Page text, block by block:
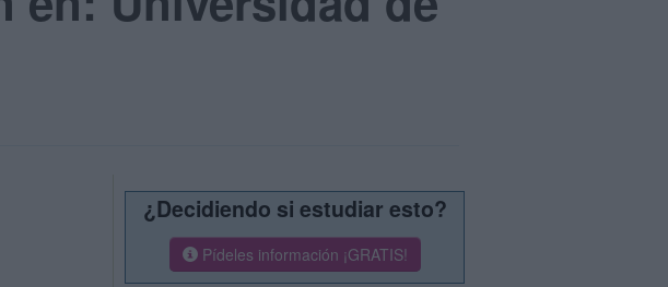
¿Decidiendo si estudiar esto?
Pídeles información ¡GRATIS!